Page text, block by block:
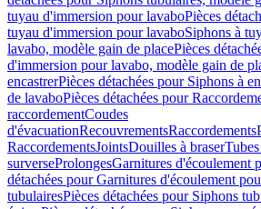
tuyau d'immersion pour lavaboPièces
tuyau d'immersion pour lavaboSiphons à
lavabo, modèle gain de placePièces
d'immersion pour lavabo, modèle gain de
encastrerPièces détachées pour Siphons à
de lavaboPièces détachées pour
raccordementCoudes
d'évacuationRecouvrementsRaccordements
RaccordementsJointsDouilles à braser
surverseProlongesGarnitures d'écoulement
détachées pour Garnitures d'écoulement
tubulairesPièces détachées pour Siphons